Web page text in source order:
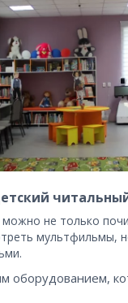
не только
мультфильмы,
оборудованием,